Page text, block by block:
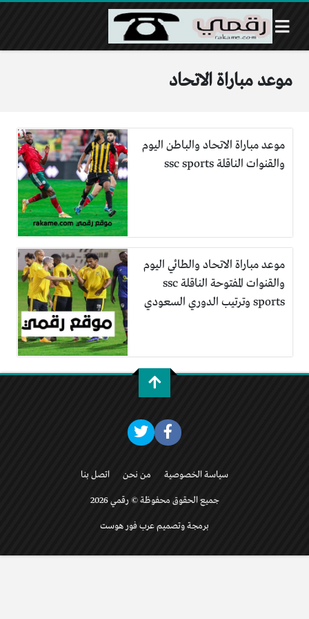
موعد مباراة الاتحاد
موعد مباراة الاتحاد والباطن اليوم
والقنوات الناقلة ssc sports
موعد مباراة الاتحاد والطائي اليوم
والقنوات المفتوحة الناقلة ssc
sports وترتيب الدوري السعودي
سياسة الخصوصية من نحن اتصل بنا
جميع الحقوق محفوظة © رقمي 2026
برمجة وتصميم عرب فور هوست